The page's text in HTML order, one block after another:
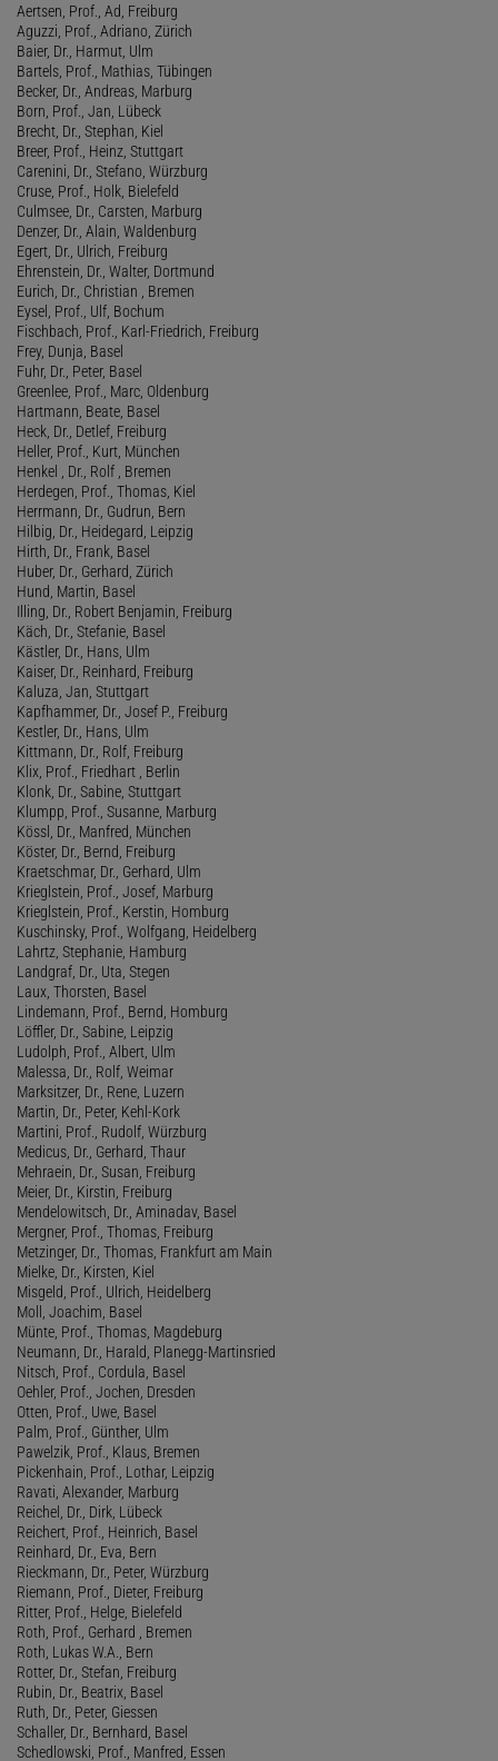
Aertsen, Prof., Ad, Freiburg
Aguzzi, Prof., Adriano, Zürich
Baier, Dr., Harmut, Ulm
Bartels, Prof., Mathias, Tübingen
Becker, Dr., Andreas, Marburg
Born, Prof., Jan, Lübeck
Brecht, Dr., Stephan, Kiel
Breer, Prof., Heinz, Stuttgart
Carenini, Dr., Stefano, Würzburg
Cruse, Prof., Holk, Bielefeld
Culmsee, Dr., Carsten, Marburg
Denzer, Dr., Alain, Waldenburg
Egert, Dr., Ulrich, Freiburg
Ehrenstein, Dr., Walter, Dortmund
Eurich, Dr., Christian , Bremen
Eysel, Prof., Ulf, Bochum
Fischbach, Prof., Karl-Friedrich, Freiburg
Frey, Dunja, Basel
Fuhr, Dr., Peter, Basel
Greenlee, Prof., Marc, Oldenburg
Hartmann, Beate, Basel
Heck, Dr., Detlef, Freiburg
Heller, Prof., Kurt, München
Henkel , Dr., Rolf , Bremen
Herdegen, Prof., Thomas, Kiel
Herrmann, Dr., Gudrun, Bern
Hilbig, Dr., Heidegard, Leipzig
Hirth, Dr., Frank, Basel
Huber, Dr., Gerhard, Zürich
Hund, Martin, Basel
Illing, Dr., Robert Benjamin, Freiburg
Käch, Dr., Stefanie, Basel
Kästler, Dr., Hans, Ulm
Kaiser, Dr., Reinhard, Freiburg
Kaluza, Jan, Stuttgart
Kapfhammer, Dr., Josef P., Freiburg
Kestler, Dr., Hans, Ulm
Kittmann, Dr., Rolf, Freiburg
Klix, Prof., Friedhart , Berlin
Klonk, Dr., Sabine, Stuttgart
Klumpp, Prof., Susanne, Marburg
Kössl, Dr., Manfred, München
Köster, Dr., Bernd, Freiburg
Kraetschmar, Dr., Gerhard, Ulm
Krieglstein, Prof., Josef, Marburg
Krieglstein, Prof., Kerstin, Homburg
Kuschinsky, Prof., Wolfgang, Heidelberg
Lahrtz, Stephanie, Hamburg
Landgraf, Dr., Uta, Stegen
Laux, Thorsten, Basel
Lindemann, Prof., Bernd, Homburg
Löffler, Dr., Sabine, Leipzig
Ludolph, Prof., Albert, Ulm
Malessa, Dr., Rolf, Weimar
Marksitzer, Dr., Rene, Luzern
Martin, Dr., Peter, Kehl-Kork
Martini, Prof., Rudolf, Würzburg
Medicus, Dr., Gerhard, Thaur
Mehraein, Dr., Susan, Freiburg
Meier, Dr., Kirstin, Freiburg
Mendelowitsch, Dr., Aminadav, Basel
Mergner, Prof., Thomas, Freiburg
Metzinger, Dr., Thomas, Frankfurt am Main
Mielke, Dr., Kirsten, Kiel
Misgeld, Prof., Ulrich, Heidelberg
Moll, Joachim, Basel
Münte, Prof., Thomas, Magdeburg
Neumann, Dr., Harald, Planegg-Martinsried
Nitsch, Prof., Cordula, Basel
Oehler, Prof., Jochen, Dresden
Otten, Prof., Uwe, Basel
Palm, Prof., Günther, Ulm
Pawelzik, Prof., Klaus, Bremen
Pickenhain, Prof., Lothar, Leipzig
Ravati, Alexander, Marburg
Reichel, Dr., Dirk, Lübeck
Reichert, Prof., Heinrich, Basel
Reinhard, Dr., Eva, Bern
Rieckmann, Dr., Peter, Würzburg
Riemann, Prof., Dieter, Freiburg
Ritter, Prof., Helge, Bielefeld
Roth, Prof., Gerhard , Bremen
Roth, Lukas W.A., Bern
Rotter, Dr., Stefan, Freiburg
Rubin, Dr., Beatrix, Basel
Ruth, Dr., Peter, Giessen
Schaller, Dr., Bernhard, Basel
Schedlowski, Prof., Manfred, Essen